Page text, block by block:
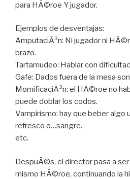
para HÃ©roe Y jugador.
Ejemplos de desventajas:
AmputaciÃ³n: Ni jugador ni
brazo.
Tartamudeo: Hablar con
Gafe: Dados fuera de la mesa
MomificaciÃ³n: el HÃ©roe no
puede doblar los codos.
Vampirismo: hay que beber algo
refresco o…sangre.
etc.
DespuÃ©s, el director pasa a
mismo HÃ©roe, continuando la